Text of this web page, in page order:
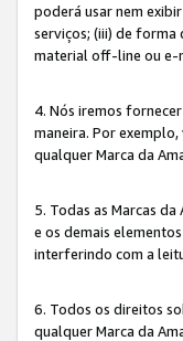
poderá usar nem
serviços; (iii) de forma
material off-line ou e-
4. Nós iremos
maneira. Por
qualquer Marca da
5. Todas as Marcas
e os demais
interferindo com a
6. Todos os direitos
qualquer Marca da